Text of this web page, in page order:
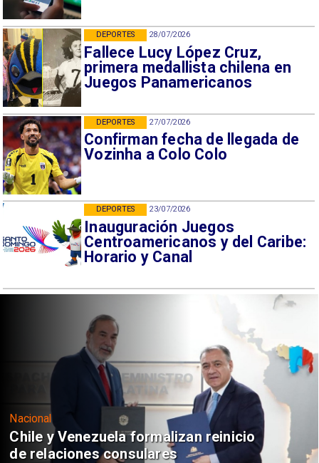
28/07/2026
Fallece Lucy López Cruz,
primera medallista chilena en
Juegos Panamericanos
DEPORTES
27/07/2026
Confirman fecha de llegada de
Vozinha a Colo Colo
DEPORTES
23/07/2026
Inauguración Juegos
Centroamericanos y del Caribe:
Horario y Canal
DEPORTES
Nacional
Chile y Venezuela formalizan reinicio
de relaciones consulares